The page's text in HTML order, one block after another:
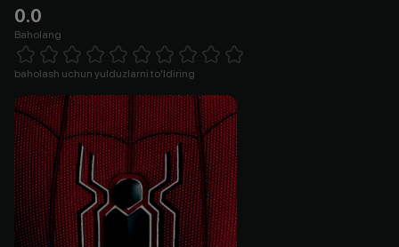
0.0
Baholang
1 Star 2 Stars 3 Stars 4 Stars5 Stars 6 Stars7 Stars8 Stars
baholash uchun yulduzlarni to'ldiring